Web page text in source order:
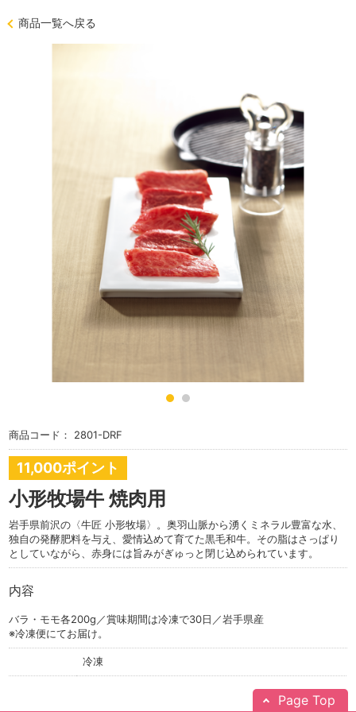
商品一覧へ戻る
商品コード： 2801-DRF
11,000ポイント
小形牧場牛 焼肉用
岩手県前沢の〈牛匠 小形牧場〉。奥羽山脈から湧くミネラル豊富な水、
独自の発酵肥料を与え、愛情込めて育てた黒毛和牛。その脂はさっぱり
としていながら、赤身には旨みがぎゅっと閉じ込められています。
内容
バラ・モモ各200g／賞味期間は冷凍で30日／岩手県産
※冷凍便にてお届け。
冷凍
Page Top